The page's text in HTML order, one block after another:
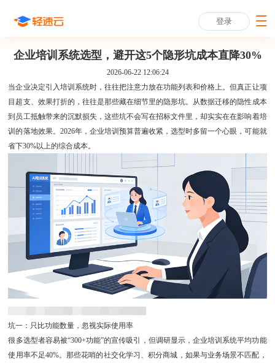
登录
企业培训系统选型，避开这5个隐形坑成本直降30%
2026-06-22 12:06:24
当企业决定引入培训系统时，往往把注意力放在功能列表和价格上。但真正让项
目超支、效果打折的，往往是那些藏在细节里的隐形坑。从数据迁移的隐性成本
到员工抵触带来的沉默损失，这些坑不会写在招标文件里，却实实在在影响着培
训的落地效果。2026年，企业培训预算普遍收紧，选型时多留一个心眼，可能就
省下30%以上的综合成本。
坑一：只比功能数量，忽视实际使用率
很多选型者容易被“300+功能”的宣传吸引，但调研显示，企业培训系统平均功能
使用率不足40%。那些花哨的社交化学习、积分商城，如果与业务场景不匹配，